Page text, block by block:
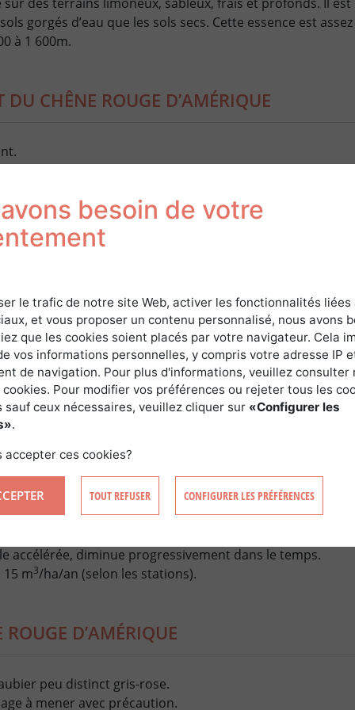
gorgés d’eau que les sols secs. Cette essence est
à 1 600m.
DU CHÊNE ROUGE D’AMÉRIQUE
bien au vent.
ROUGE D’AMÉRIQUE
x 4 m
Fructification et reproduction précoces et
supporte pas la concurrence herbacée.
et reproduction précoce favorisent la régénération
tiges/hectare
ET PRODUCTION DU CHÊNE ROUGE
accélérée, diminue progressivement dans le temps.
m3/ha/an (selon les stations).
D’AMÉRIQUE
peu distinct gris-rose.
à mener avec précaution.
besoin de votre
le trafic de notre site Web, activer les fonctionnalités liées
et vous proposer un contenu personnalisé, nous avons
que les cookies soient placés par votre navigateur. Cela
vos informations personnelles, y compris votre adresse IP
de navigation. Pour plus d'informations, veuillez consulter
Pour modifier vos préférences ou rejeter tous les
sauf ceux nécessaires, veuillez cliquer sur «Configurer les
.
accepter ces cookies?
TOUT REFUSER CONFIGURER LES PRÉFÉRENCES